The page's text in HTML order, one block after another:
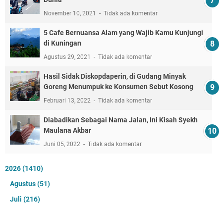
November 10, 2021 Tidak ada komentar
5 Cafe Bernuansa Alam yang Wajib Kamu Kunjungi
di Kuningan
Agustus 29, 2021 Tidak ada komentar
Hasil Sidak Diskopdaperin, di Gudang Minyak
Goreng Menumpuk ke Konsumen Sebut Kosong
Februari 13, 2022 Tidak ada komentar
Diabadikan Sebagai Nama Jalan, Ini Kisah Syekh
Maulana Akbar
Juni 05, 2022 Tidak ada komentar
2026(1410)
Agustus(51)
Juli (216)